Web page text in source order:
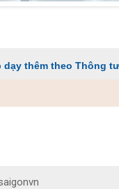
Thông tư 29